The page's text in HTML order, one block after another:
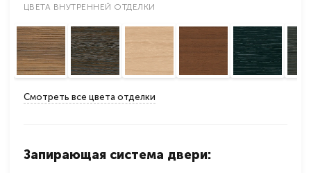
ЦВЕТА ВНУТРЕННЕЙ ОТДЕЛКИ
Смотреть все цвета отделки
Запирающая система двери: